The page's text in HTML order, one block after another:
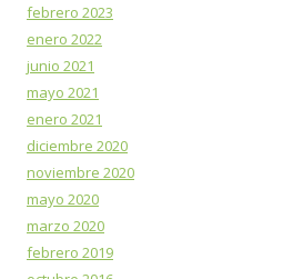
febrero 2023
enero 2022
junio 2021
mayo 2021
enero 2021
diciembre 2020
noviembre 2020
mayo 2020
marzo 2020
febrero 2019